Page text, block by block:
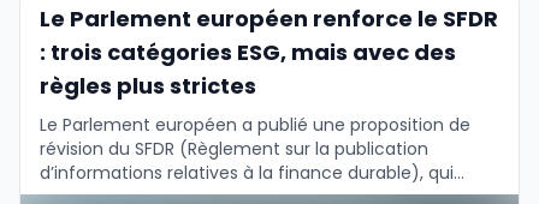
Le Parlement européen renforce le SFDR
: trois catégories ESG, mais avec des
règles plus strictes
Le Parlement européen a publié une proposition de
révision du SFDR (Règlement sur la publication
d’informations relatives à la finance durable), qui
pourrait réécrire fondamentalement les règles de